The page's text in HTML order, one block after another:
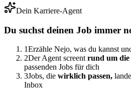
Dein Karriere-Agent
Du suchst deinen Job immer
1Erzähle Nejo, was du kannst
2Der Agent screent rund um
passenden Jobs für dich
3Jobs, die wirklich passen,
Inbox